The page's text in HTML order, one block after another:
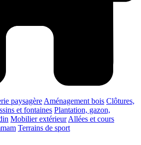
paysagère Aménagement bois Clôtures,
et fontaines Plantation, gazon,
Mobilier extérieur Allées et cours
Terrains de sport